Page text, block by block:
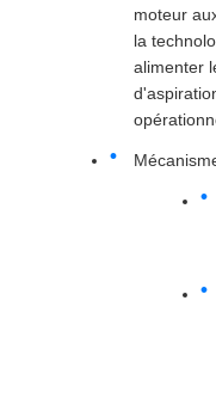
moteur
la
alimenter